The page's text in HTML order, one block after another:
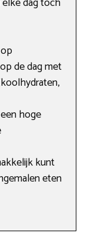
de dag met
hoge
kunt
eten